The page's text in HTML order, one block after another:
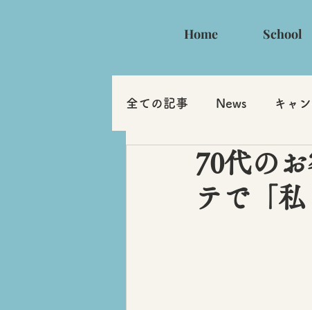
Home School
全ての記事 News キャ
70代の
テで「私